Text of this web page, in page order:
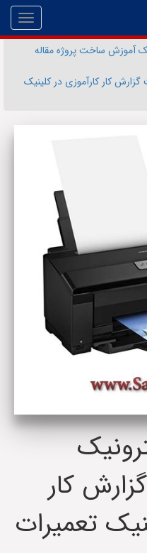
آموزش ساخت پروژه مقاله
کار کارآموزی در کلینیک
کار
تعمیرات